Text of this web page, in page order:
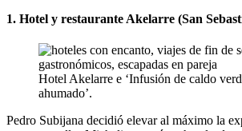
1. Hotel y restaurante Akelarre (San
Hotel Akelarre e ‘Infusión de caldo
ahumado’.
Pedro Subijana decidió elevar al máximo la